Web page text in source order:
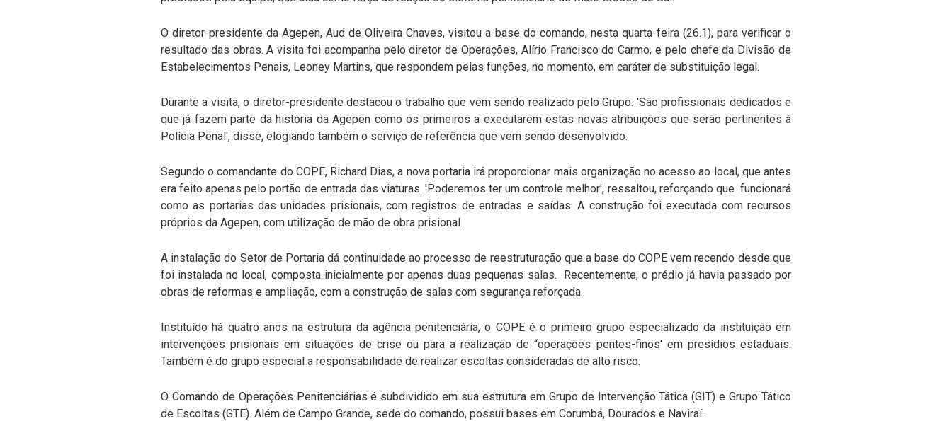
O diretor-presidente da Agepen, Aud de Oliveira Chaves, visitou a base do comando, nesta quarta-feira (26.1), para verificar o
resultado das obras. A visita foi acompanha pelo diretor de Operações, Alírio Francisco do Carmo, e pelo chefe da Divisão de
Estabelecimentos Penais, Leoney Martins, que respondem pelas funções, no momento, em caráter de substituição legal.
Durante a visita, o diretor-presidente destacou o trabalho que vem sendo realizado pelo Grupo. 'São profissionais dedicados e
que já fazem parte da história da Agepen como os primeiros a executarem estas novas atribuições que serão pertinentes à
Polícia Penal', disse, elogiando também o serviço de referência que vem sendo desenvolvido.
Segundo o comandante do COPE, Richard Dias, a nova portaria irá proporcionar mais organização no acesso ao local, que antes
era feito apenas pelo portão de entrada das viaturas. 'Poderemos ter um controle melhor', ressaltou, reforçando que funcionará
como as portarias das unidades prisionais, com registros de entradas e saídas. A construção foi executada com recursos
próprios da Agepen, com utilização de mão de obra prisional.
A instalação do Setor de Portaria dá continuidade ao processo de reestruturação que a base do COPE vem recendo desde que
foi instalada no local, composta inicialmente por apenas duas pequenas salas. Recentemente, o prédio já havia passado por
obras de reformas e ampliação, com a construção de salas com segurança reforçada.
Instituído há quatro anos na estrutura da agência penitenciária, o COPE é o primeiro grupo especializado da instituição em
intervenções prisionais em situações de crise ou para a realização de “operações pentes-finos' em presídios estaduais.
Também é do grupo especial a responsabilidade de realizar escoltas consideradas de alto risco.
O Comando de Operações Penitenciárias é subdividido em sua estrutura em Grupo de Intervenção Tática (GIT) e Grupo Tático
de Escoltas (GTE). Além de Campo Grande, sede do comando, possui bases em Corumbá, Dourados e Naviraí.